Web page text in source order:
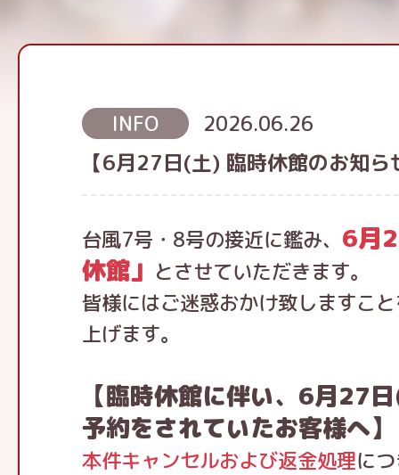
INFO 2026.06.26
【6月27日(土) 臨時休館のお知ら
台風7号・8号の接近に鑑み、 6月
休館」 とさせていただきます。
皆様にはご迷惑おかけ致しますこ
上げます。
【臨時休館に伴い、6月27
予約をされていたお客様へ】
本件キャンセルおよび返金処理に